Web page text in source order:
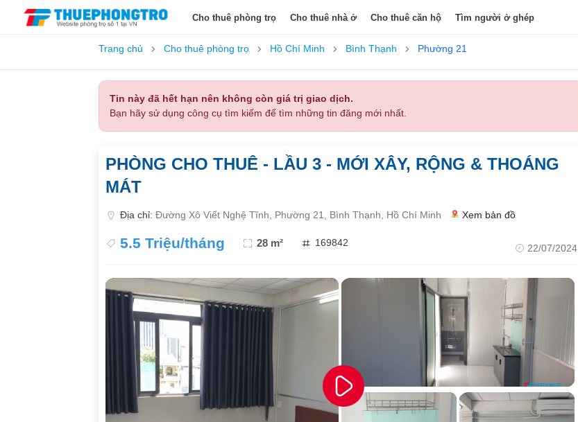
Cho thuê phòng trọ Cho thuê nhà ở Cho thuê căn hộ Tìm người ở ghép
Trang chủ Cho thuê phòng trọ Hồ Chí Minh Bình Thạnh Phường 21
Tin này đã hết hạn nên không còn giá trị giao dịch.
Bạn hãy sử dụng công cụ tìm kiếm để tìm những tin đăng mới nhất.
PHÒNG CHO THUÊ - LẦU 3 - MỚI XÂY, RỘNG & THOÁNG
MÁT
Địa chỉ: Đường Xô Viết Nghệ Tĩnh, Phường 21, Bình Thạnh, Hồ Chí Minh Xem bản đồ
5.5 Triệu/tháng 28 m² 169842 22/07/2024